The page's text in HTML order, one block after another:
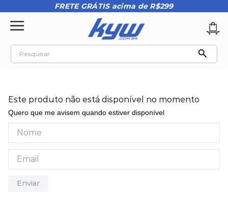
FRETE GRÁTIS acima de R$299
Pesquisar
Este produto não está disponível no momento
Quero que me avisem quando estiver disponível
Enviar
3º teeth bomber 3
4º boné
5º kenner
6